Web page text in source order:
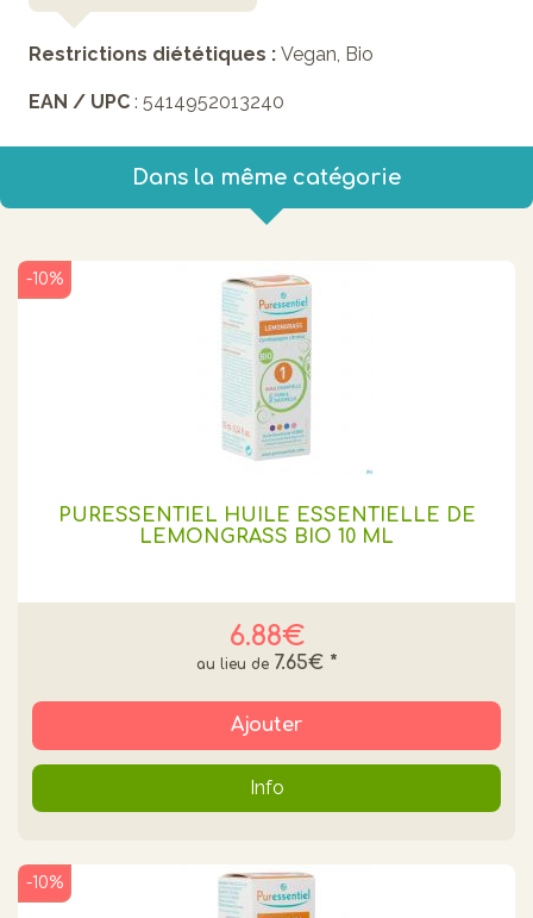
Restrictions diététiques : Vegan, Bio
EAN / UPC : 5414952013240
Dans la même catégorie
PURESSENTIEL HUILE ESSENTIELLE DE
LEMONGRASS BIO 10 ML
6.88€
-10%
7.65€ *
Ajouter
Info
-10%